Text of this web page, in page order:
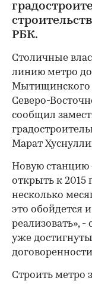
РБК.
Столичные
линию метро до
Мытищинского
Северо-
сообщил
Марат
Новую станцию
открыть к 2015
несколько
это обойдется
реализовать», -
уже
Строить метро